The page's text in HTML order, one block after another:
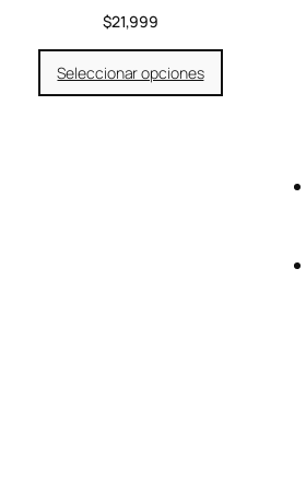
$21,999
Seleccionar opciones